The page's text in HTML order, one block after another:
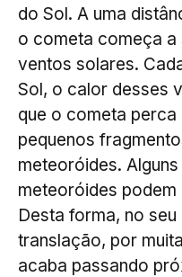
do Sol. A uma
o cometa começa a
ventos solares.
Sol, o calor desses
que o cometa
pequenos
meteoróides.
meteoróides
Desta forma, no
translação, por
acaba passando